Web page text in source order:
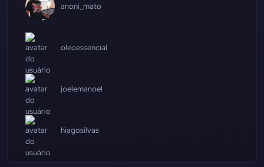
anoni_mato
oleoessencial
joelemanoel
hiagosilvas